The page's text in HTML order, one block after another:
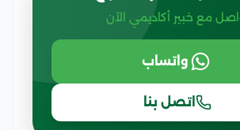
مع خبير أكاديمي الآن
واتساب
اتصل بنا